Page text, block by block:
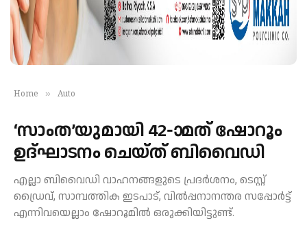
Home » Auto
‘സാംത’യുമായി 42-ാമത് ഷോറൂം
ഉദ്ഘാടനം ചെയ്ത് ബിവൈഡി
എല്ലാ ബിവൈഡി വാഹനങ്ങളുടെ പ്രദർശനം, ടെസ്റ്റ്
ഡ്രൈവ്, സാമ്പത്തിക ഇടപാട്, വിൽപ്പനാനന്തര സപ്പോർട്ട്
എന്നിവയെല്ലാം ഷോറൂമിൽ ഒരുക്കിയിട്ടുണ്ട്.